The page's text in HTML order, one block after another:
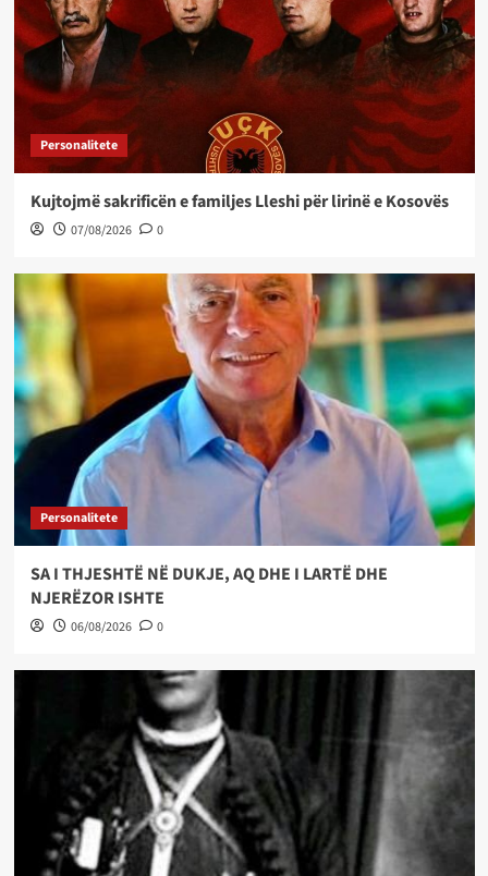
Personalitete
Kujtojmë sakrificën e familjes Lleshi për lirinë e Kosovës
07/08/2026 0
Personalitete
SA I THJESHTË NË DUKJE, AQ DHE I LARTË DHE
NJERËZOR ISHTE
06/08/2026 0